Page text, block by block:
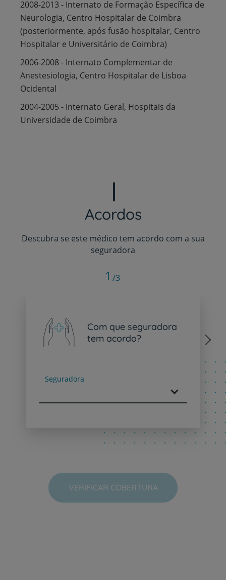
2008-2013 - Internato de Formação Específica de
Neurologia, Centro Hospitalar de Coimbra
(posteriormente, após fusão hospitalar, Centro
Hospitalar e Universitário de Coimbra)
2006-2008 - Internato Complementar de
Anestesiologia, Centro Hospitalar de Lisboa
Ocidental
2004-2005 - Internato Geral, Hospitais da
Universidade de Coimbra
Acordos
Descubra se este médico tem acordo com a sua
seguradora
Com que seguradora
tem acordo?
Seguradora
Next
1 /3
VERIFICAR COBERTURA